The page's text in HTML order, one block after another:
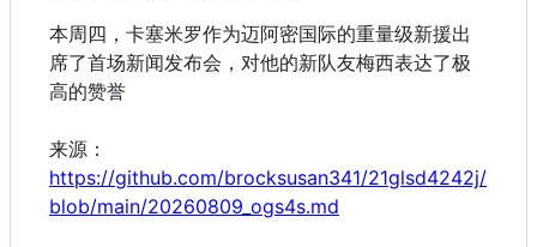
本周四，卡塞米罗作为迈阿密国际的重量级新援出
席了首场新闻发布会，对他的新队友梅西表达了极
高的赞誉
来源：
https://github.com/brocksusan341/21glsd4242j/
blob/main/20260809_ogs4s.md